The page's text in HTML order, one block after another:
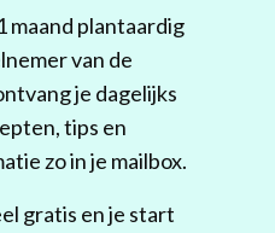
maand plantaardig
van de
je dagelijks
tips en
zo in je mailbox.
gratis en je start